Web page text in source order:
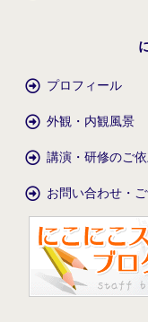
プロフィール
外観・内観風景
講演・研修のご
お問い合わせ・